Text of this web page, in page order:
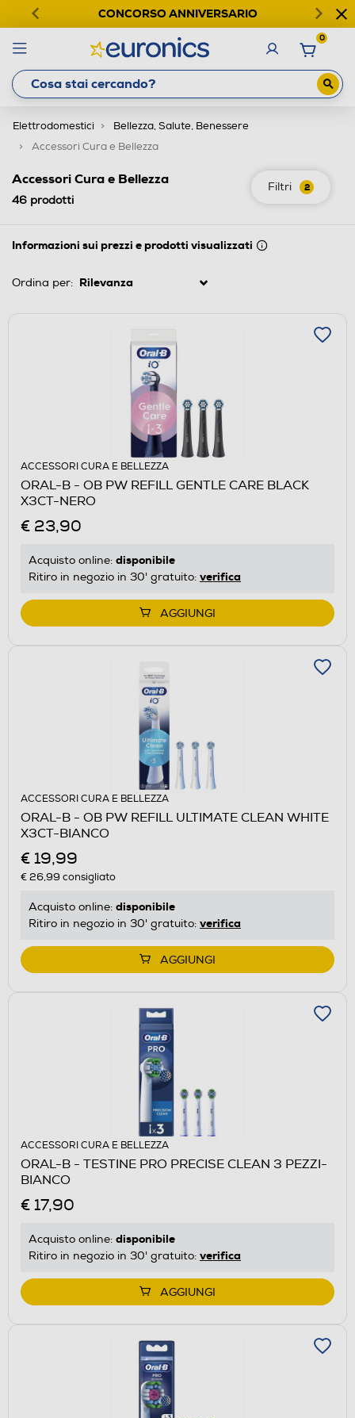
CONCORSO ANNIVERSARIO
0
Elettrodomestici
Bellezza, Salute, Benessere
Accessori Cura e Bellezza
Filtri 2
Accessori Cura e Bellezza
46 prodotti
Informazioni sui prezzi e prodotti visualizzati
Ordina per:
ACCESSORI CURA E BELLEZZA
ORAL-B - OB PW REFILL GENTLE CARE BLACK
X3CT-NERO
€ 23,90
Acquisto online: disponibile
Ritiro in negozio in 30' gratuito: verifica
AGGIUNGI
ACCESSORI CURA E BELLEZZA
ORAL-B - OB PW REFILL ULTIMATE CLEAN WHITE
X3CT-BIANCO
€ 19,99
€ 26,99 consigliato
Acquisto online: disponibile
Ritiro in negozio in 30' gratuito: verifica
AGGIUNGI
ACCESSORI CURA E BELLEZZA
ORAL-B - TESTINE PRO PRECISE CLEAN 3 PEZZI-
BIANCO
€ 17,90
Acquisto online: disponibile
Ritiro in negozio in 30' gratuito: verifica
AGGIUNGI